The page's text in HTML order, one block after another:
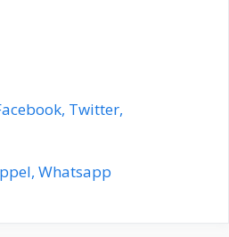
Twitter,
Whatsapp